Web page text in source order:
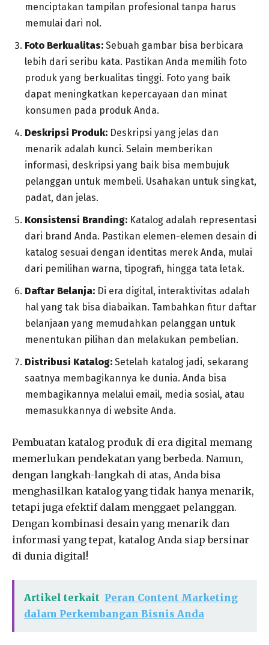
menciptakan tampilan profesional tanpa harus
memulai dari nol.
Foto Berkualitas: Sebuah gambar bisa berbicara
lebih dari seribu kata. Pastikan Anda memilih foto
produk yang berkualitas tinggi. Foto yang baik
dapat meningkatkan kepercayaan dan minat
konsumen pada produk Anda.
Deskripsi Produk: Deskripsi yang jelas dan
menarik adalah kunci. Selain memberikan
informasi, deskripsi yang baik bisa membujuk
pelanggan untuk membeli. Usahakan untuk singkat,
padat, dan jelas.
Konsistensi Branding: Katalog adalah representasi
dari brand Anda. Pastikan elemen-elemen desain di
katalog sesuai dengan identitas merek Anda, mulai
dari pemilihan warna, tipografi, hingga tata letak.
Daftar Belanja: Di era digital, interaktivitas adalah
hal yang tak bisa diabaikan. Tambahkan fitur daftar
belanjaan yang memudahkan pelanggan untuk
menentukan pilihan dan melakukan pembelian.
Distribusi Katalog: Setelah katalog jadi, sekarang
saatnya membagikannya ke dunia. Anda bisa
membagikannya melalui email, media sosial, atau
memasukkannya di website Anda.
Pembuatan katalog produk di era digital memang
memerlukan pendekatan yang berbeda. Namun,
dengan langkah-langkah di atas, Anda bisa
menghasilkan katalog yang tidak hanya menarik,
tetapi juga efektif dalam menggaet pelanggan.
Dengan kombinasi desain yang menarik dan
informasi yang tepat, katalog Anda siap bersinar
di dunia digital!
Artikel terkait Peran Content Marketing
dalam Perkembangan Bisnis Anda